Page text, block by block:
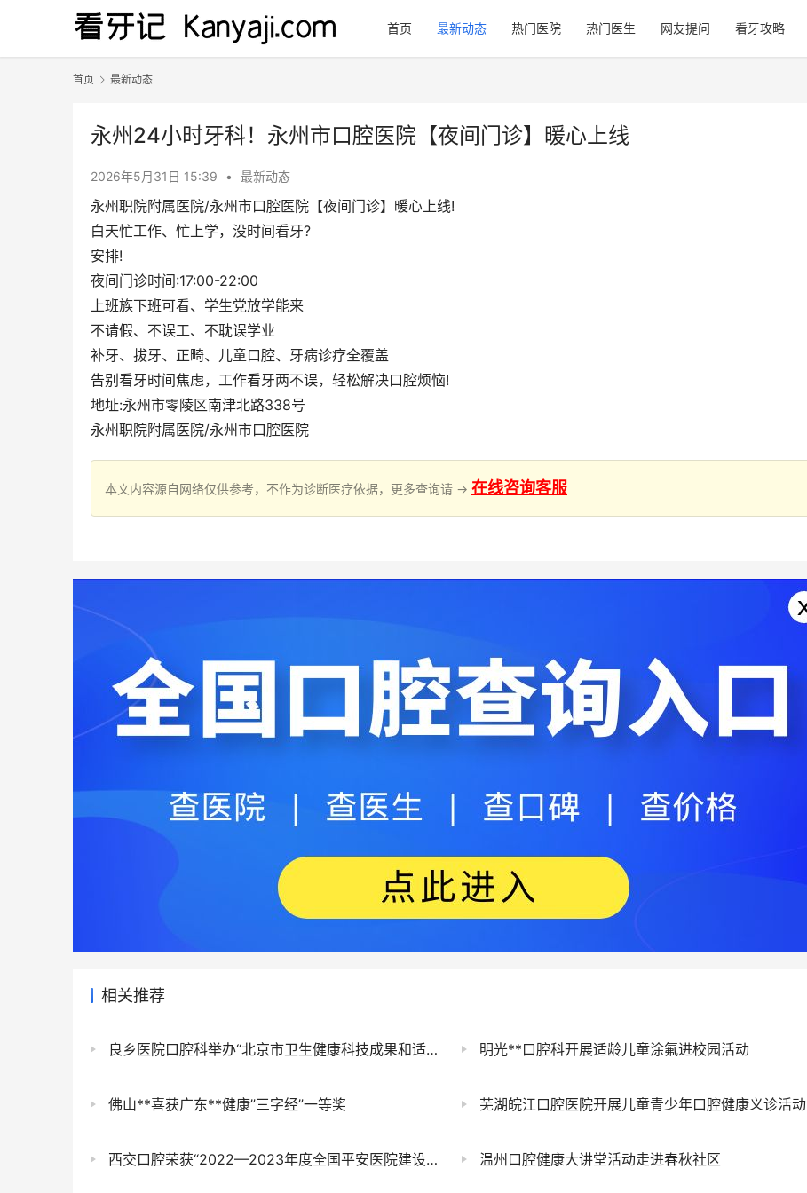
首页 最新动态 热门医院 热门医生 网友提问 看牙攻略
首页 最新动态
永州24小时牙科！永州市口腔医院【夜间门诊】暖心上线
2026年5月31日 15:39 • 最新动态
永州职院附属医院/永州市口腔医院【夜间门诊】暖心上线!
白天忙工作、忙上学，没时间看牙?
安排!
夜间门诊时间:17:00-22:00
上班族下班可看、学生党放学能来
不请假、不误工、不耽误学业
补牙、拔牙、正畸、儿童口腔、牙病诊疗全覆盖
告别看牙时间焦虑，工作看牙两不误，轻松解决口腔烦恼!
地址:永州市零陵区南津北路338号
永州职院附属医院/永州市口腔医院
本文内容源自网络仅供参考，不作为诊断医疗依据，更多查询请 → 在线咨询客服
相关推荐
良乡医院口腔科举办“北京市卫生健康科技成果和适宜技术推广项目”义诊活动 明光**口腔科开展适龄儿童涂氟进校园活动
佛山**喜获广东**健康”三字经”一等奖 芜湖皖江口腔医院开展儿童青少年口腔健康义诊活动
西交口腔荣获“2022—2023年度全国平安医院建设表现突出集体”荣誉称号 温州口腔健康大讲堂活动走进春秋社区